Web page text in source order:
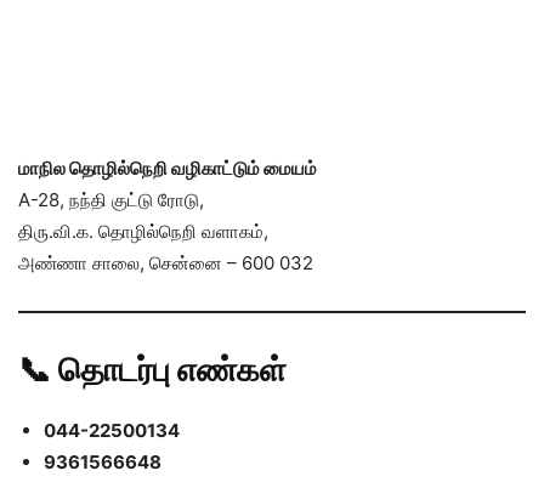
மாநில தொழில்நெறி வழிகாட்டும் மையம்
A-28, நந்தி குட்டு ரோடு,
திரு.வி.க. தொழில்நெறி வளாகம்,
அண்ணா சாலை, சென்னை – 600 032
📞 தொடர்பு எண்கள்
044-22500134
9361566648